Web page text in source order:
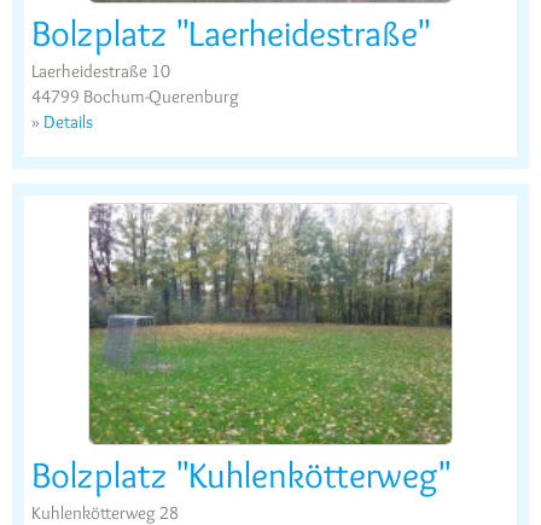
Bolzplatz "Laerheidestraße"
Laerheidestraße 10
44799 Bochum-Querenburg
» Details
Bolzplatz "Kuhlenkötterweg"
Kuhlenkötterweg 28